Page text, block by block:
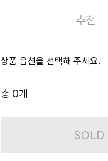
추천
상품 옵션을 선택해 주세요.
총 0개